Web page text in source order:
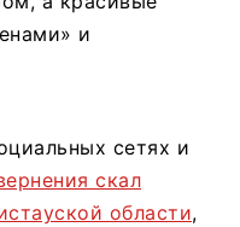
и
сетях и
скал
области,